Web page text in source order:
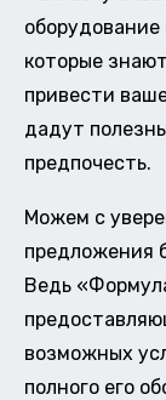
которые
привести
дадут
предпочесть.
Можем с
предложения
Ведь
возможных
полного его